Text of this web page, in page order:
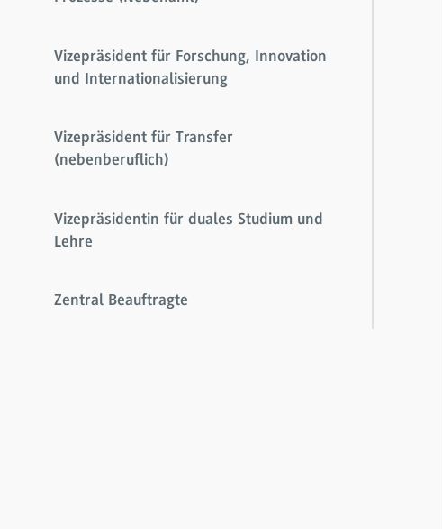
Vizepräsident für Forschung, Innovation
und Internationalisierung
Vizepräsident für Transfer
(nebenberuflich)
Vizepräsidentin für duales Studium und
Lehre
Zentral Beauftragte